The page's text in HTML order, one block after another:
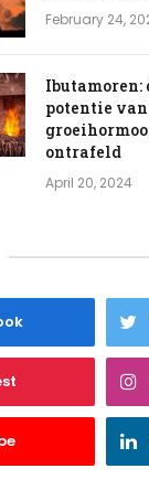
February 24,
Ibutamoren:
potentie van
ontrafeld
April 20, 2024